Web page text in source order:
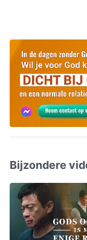
Bijzondere